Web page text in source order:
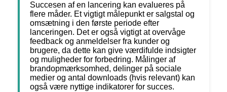
Succesen af en lancering kan evalueres på
flere måder. Et vigtigt målepunkt er salgstal og
omsætning i den første periode efter
lanceringen. Det er også vigtigt at overvåge
feedback og anmeldelser fra kunder og
brugere, da dette kan give værdifulde indsigter
og muligheder for forbedring. Målinger af
brandopmærksomhed, delinger på sociale
medier og antal downloads (hvis relevant) kan
også være nyttige indikatorer for succes.